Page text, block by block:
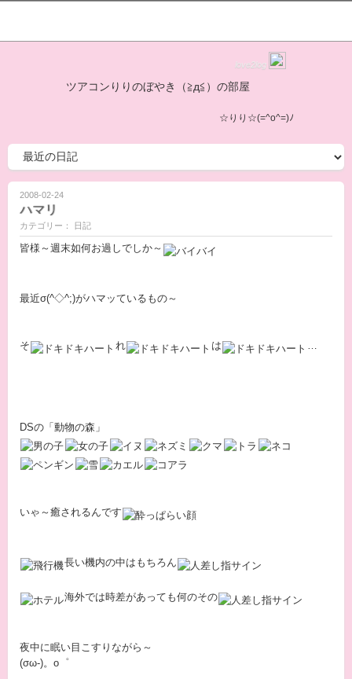
love2log
ツアコンりりのぼやき（≧д≦）の部屋
☆りり☆(=^o^=)ﾉ
2008-02-24
ハマリ
カテゴリー： 日記
皆様～週末如何お過しでしか～
最近σ(^◇^;)がハマッているもの～
そ れ は …
DSの「動物の森」
いゃ～癒されるんです
長い機内の中はもちろん
海外では時差があっても何のその
夜中に眠い目こすりながら～
(σω-)。о゜